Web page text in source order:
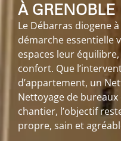
À GRENOBLE
Le Débarras diogene
démarche essentielle
espaces leur
confort. Que
d’appartement, un
Nettoyage de
chantier, l’objectif
propre, sain et